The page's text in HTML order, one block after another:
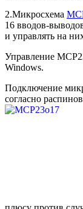
2.Микросхема
16 вводов-
и управлять на
Управление
Windows.
Подключение
согласно